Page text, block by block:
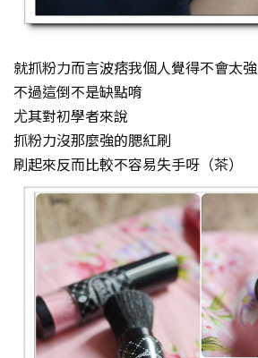
就抓粉力而言波痞我個人覺得不會太強
不過這倒不是缺點唷
尤其對初學者來說
抓粉力沒那麼強的腮紅刷
刷起來反而比較不容易失手呀（茶）